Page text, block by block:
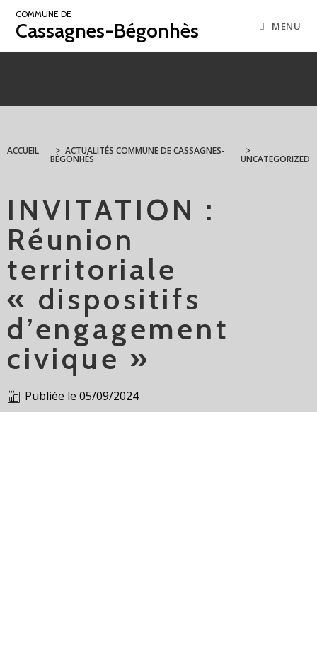
COMMUNE DE
Cassagnes-Bégonhès MENU
ACCUEIL > ACTUALITÉS COMMUNE DE CASSAGNES-
BÉGONHÈS
>
UNCATEGORIZED
INVITATION :
Réunion
territoriale
« dispositifs
d’engagement
civique »
Publiée le 05/09/2024